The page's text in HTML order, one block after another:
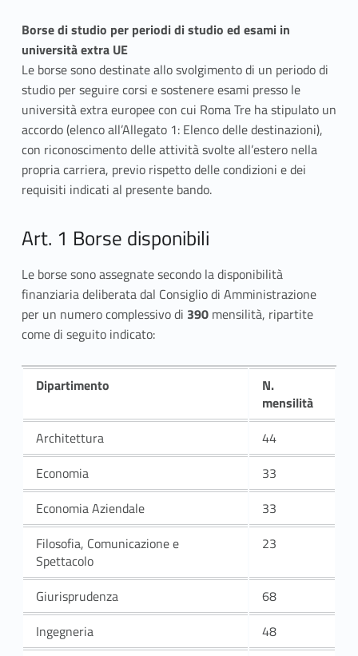
Borse di studio per periodi di studio ed esami in
università extra UE
Le borse sono destinate allo svolgimento di un periodo di
studio per seguire corsi e sostenere esami presso le
università extra europee con cui Roma Tre ha stipulato un
accordo (elenco all’Allegato 1: Elenco delle destinazioni),
con riconoscimento delle attività svolte all’estero nella
propria carriera, previo rispetto delle condizioni e dei
requisiti indicati al presente bando.
Art. 1 Borse disponibili
Le borse sono assegnate secondo la disponibilità
finanziaria deliberata dal Consiglio di Amministrazione
per un numero complessivo di 390 mensilità, ripartite
come di seguito indicato:
Dipartimento
N.
mensilità
Architettura
44
Economia
33
Economia Aziendale
33
Filosofia, Comunicazione e
Spettacolo
23
Giurisprudenza
68
Ingegneria
48